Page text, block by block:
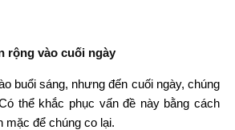
rộng vào cuối ngày
buổi sáng, nhưng đến cuối ngày, chúng
thể khắc phục vấn đề này bằng cách
mặc để chúng co lại.